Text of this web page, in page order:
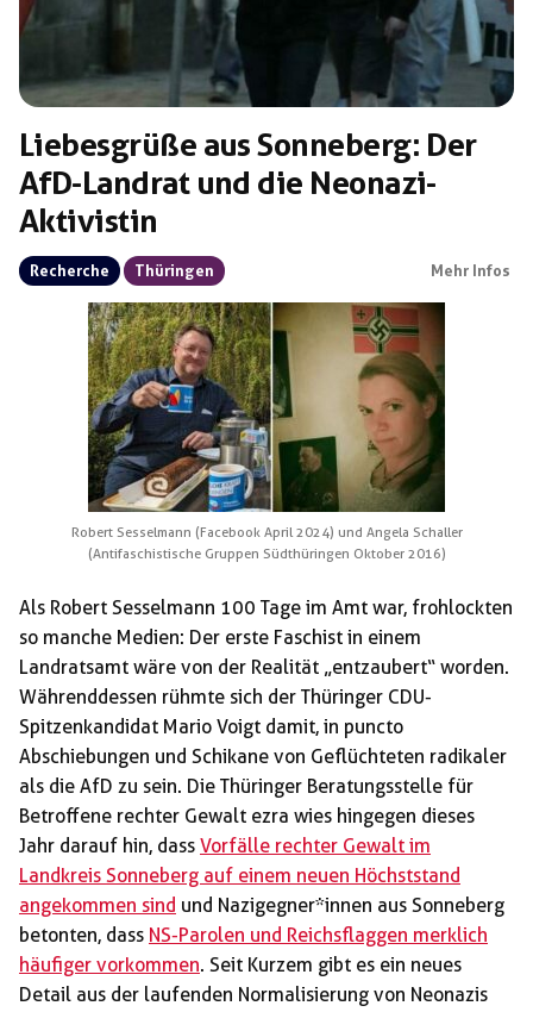
Liebesgrüße aus Sonneberg: Der
AfD-Landrat und die Neonazi-
Aktivistin
Recherche Thüringen Mehr Infos
Robert Sesselmann (Facebook April 2024) und Angela Schaller
(Antifaschistische Gruppen Südthüringen Oktober 2016)
Als Robert Sesselmann 100 Tage im Amt war, frohlockten
so manche Medien: Der erste Faschist in einem
Landratsamt wäre von der Realität „entzaubert“ worden.
Währenddessen rühmte sich der Thüringer CDU-
Spitzenkandidat Mario Voigt damit, in puncto
Abschiebungen und Schikane von Geflüchteten radikaler
als die AfD zu sein. Die Thüringer Beratungsstelle für
Betroffene rechter Gewalt ezra wies hingegen dieses
Jahr darauf hin, dass Vorfälle rechter Gewalt im
Landkreis Sonneberg auf einem neuen Höchststand
angekommen sind und Nazigegner*innen aus Sonneberg
betonten, dass NS-Parolen und Reichsflaggen merklich
häufiger vorkommen. Seit Kurzem gibt es ein neues
Detail aus der laufenden Normalisierung von Neonazis